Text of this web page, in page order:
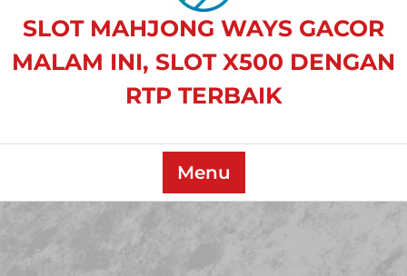
SLOT MAHJONG WAYS GACOR
MALAM INI, SLOT X500 DENGAN
RTP TERBAIK
Menu